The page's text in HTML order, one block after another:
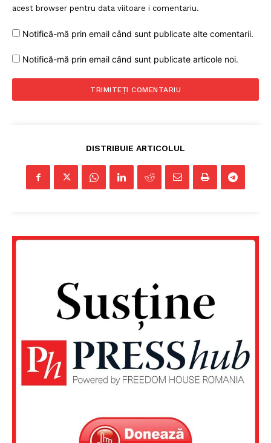
acest browser pentru data viitoare i comentariu.
Notifică-mă prin email când sunt publicate alte comentarii.
Notifică-mă prin email când sunt publicate articole noi.
DISTRIBUIE ARTICOLUL